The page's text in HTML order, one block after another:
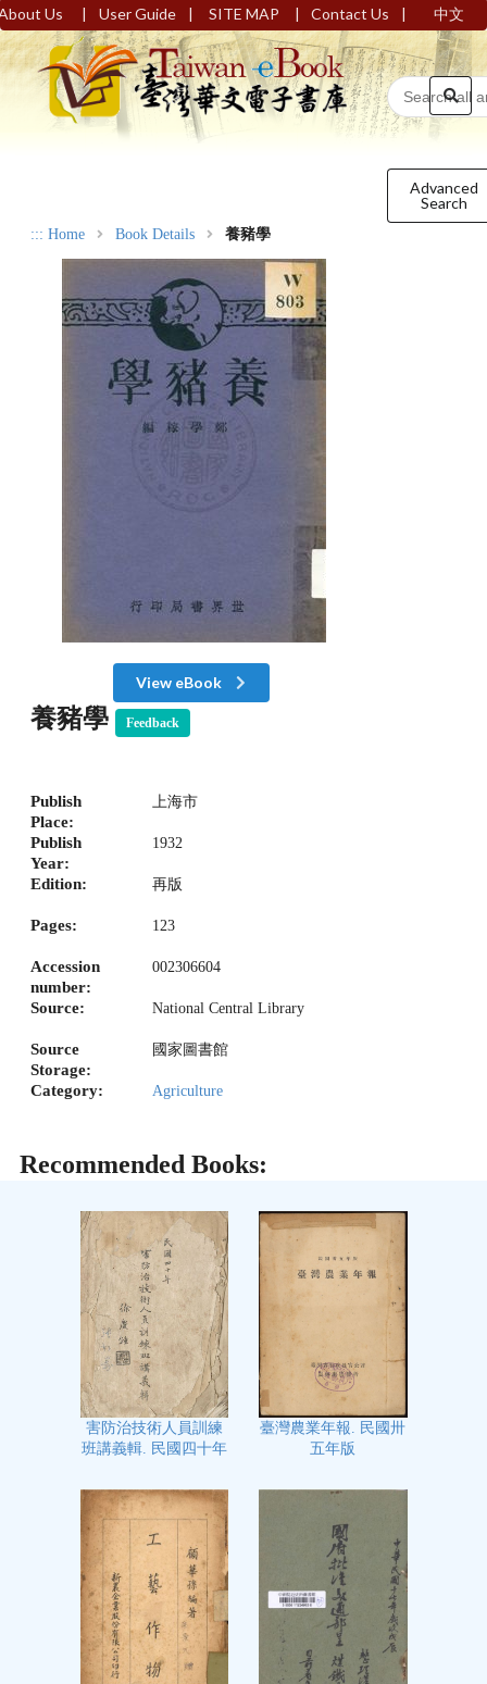
Us | User Guide | SITE MAP | Contact Us | 中文
Advanced
Search
::: Home Book Details 養豬學
View eBook
養豬學 Feedback
Publish
Place:
上海市
Publish
Year:
1932
Edition: 再版
Pages: 123
Accession
number:
002306604
Source: National Central Library
Source
Storage:
國家圖書館
Category: Agriculture
Recommended Books:
害防治技術人員訓練
班講義輯. 民國四十年
臺灣農業年報. 民國卅
五年版